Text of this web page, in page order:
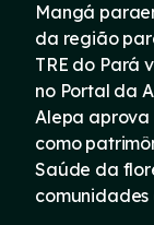
Mangá
da região
TRE do Pará
no Portal da
Alepa aprova
como
Saúde da
comunidades